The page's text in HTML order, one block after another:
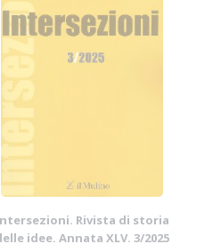
Rivista di storia
idee. Annata XLV. 3/2025